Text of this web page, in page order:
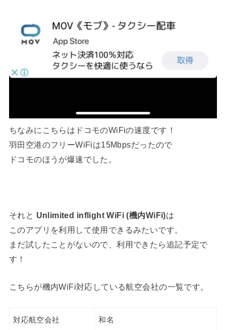
ちなみにこちらはドコモのWiFiの速度です！
羽田空港のフリーWiFiは15Mbpsだったので
ドコモのほうが爆速でした。
それと Unlimited inflight WiFi (機内WiFi)は
このアプリを利用して使用できるみたいです。
まだ試したことがないので、利用できたら追記予定で
す！
こちらが機内WiFi対応している航空会社の一覧です。
対応航空会社 和名